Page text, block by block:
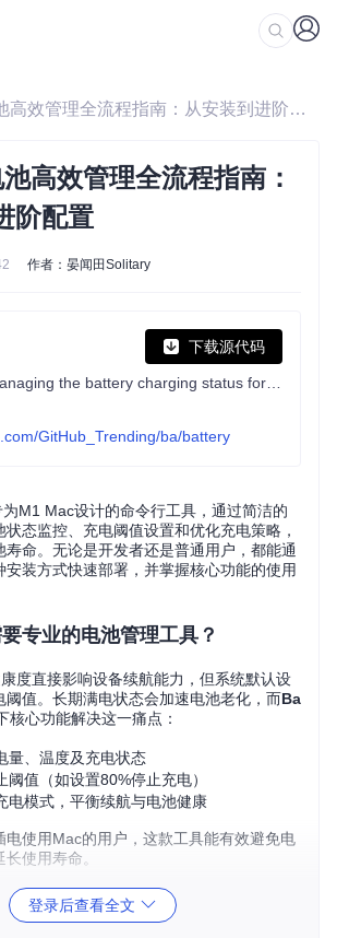
/ M1 Mac电池高效管理全流程指南：从安装到进阶配置
高效管理全流程指南：
阶配置
作者：晏闻田Solitary
下载源代码
GitHub_Trending/ba/battery
M1 Mac设计的命令行工具，通过简洁的
态监控、充电阈值设置和优化充电策略，
寿命。无论是开发者还是普通用户，都能通
安装方式快速部署，并掌握核心功能的使用
专业的电池管理工具？
度直接影响设备续航能力，但系统默认设
阈值。长期满电状态会加速电池老化，而Ba
核心功能解决这一痛点：
量、温度及充电状态
阈值（如设置80%停止充电）
电模式，平衡续航与电池健康
电使用Mac的用户，这款工具能有效避免电
使用寿命。
式对比与选择
登录后查看全文